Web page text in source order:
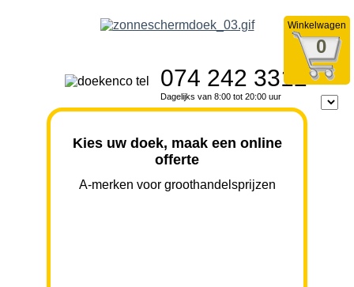
Winkelwagen
0
074 242 3312
Dagelijks van 8:00 tot 20:00 uur
Kies uw doek, maak een online
offerte
A-merken voor groothandelsprijzen